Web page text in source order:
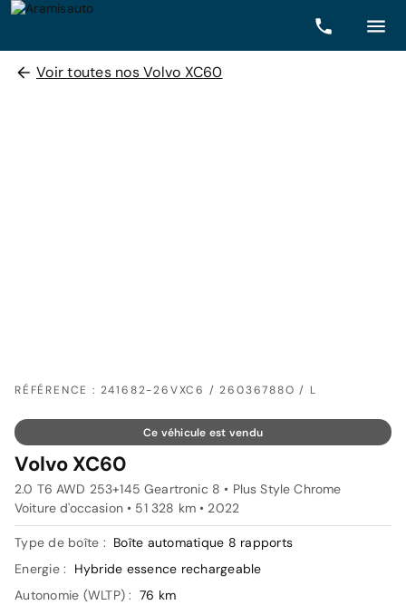
Voir toutes nos Volvo XC60
RÉFÉRENCE : 241682-26VXC6 / 26036788O / L
Ce véhicule est vendu
Volvo XC60
2.0 T6 AWD 253+145 Geartronic 8 • Plus Style Chrome
Voiture d'occasion • 51 328 km • 2022
Type de boîte : Boîte automatique 8 rapports
Energie :
Hybride essence rechargeable
Autonomie (WLTP) : 76 km